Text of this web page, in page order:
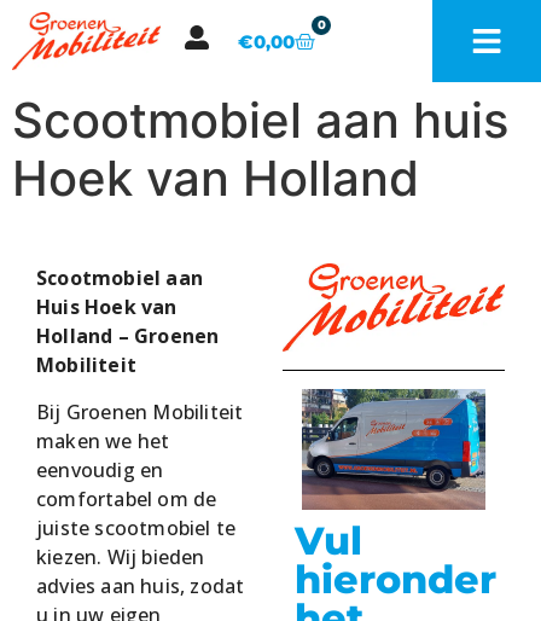
€0,00
0
Scootmobiel aan huis
Hoek van Holland
Scootmobiel aan
Huis Hoek van
Holland – Groenen
Mobiliteit
Bij Groenen Mobiliteit
maken we het
eenvoudig en
comfortabel om de
juiste scootmobiel te
kiezen. Wij bieden
advies aan huis, zodat
u in uw eigen
Vul
hieronder